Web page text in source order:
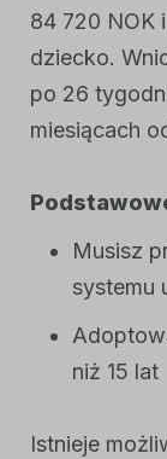
84 720 NOK
dziecko.
po 26
miesiącach
Musisz
systemu
niż 15 lat
Istnieje